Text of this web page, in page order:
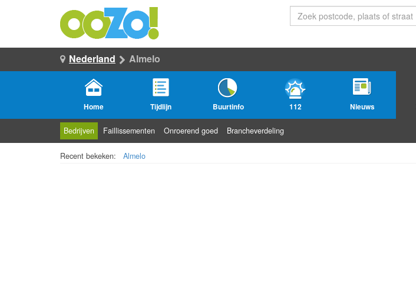
Nederland Almelo
Home Tijdlijn Buurtinfo 112 Nieuws
Bedrijven Faillissementen Onroerend goed Brancheverdeling
Recent bekeken: Almelo